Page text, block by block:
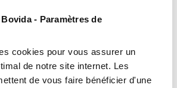
- Paramètres de
cookies pour vous assurer un
de notre site internet. Les
de vous faire bénéficier d'une
chocolat.
réalisation des emballages cadeaux.
Marron